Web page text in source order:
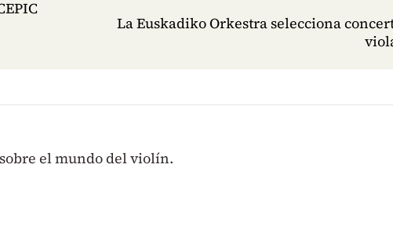
La Euskadiko Orkestra selecciona
el mundo del violín.